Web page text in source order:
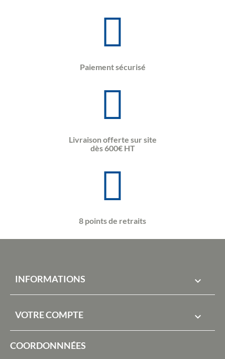
Paiement sécurisé
Livraison offerte sur site
dès 600€ HT
8 points de retraits
INFORMATIONS 
VOTRE COMPTE 
COORDONNNÉES